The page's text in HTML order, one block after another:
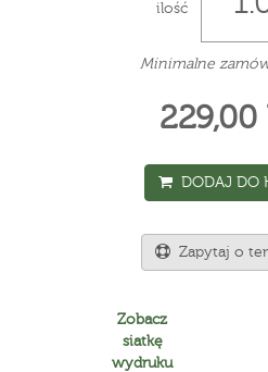
ilość
Minimalne
229,00
DODAJ DO
Zapytaj o
Zobacz
siatkę
wydruku